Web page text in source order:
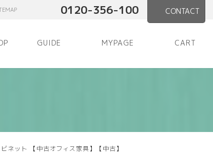
0120-356-100 CONTACT
GUIDE MYPAGE CART
ット 【中古オフィス家具】【中古】